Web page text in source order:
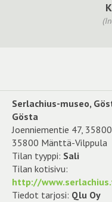
Serlachius-museo,
Gösta
Joenniementie 47,
35800 Mänttä-Vilppula
Tilan tyyppi: Sali
Tilan kotisivu:
http://
Tiedot tarjosi: Qlu Oy